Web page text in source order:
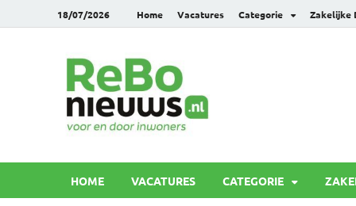
18/07/2026 Home Vacatures Categorie Zakelijke
HOME VACATURES CATEGORIE